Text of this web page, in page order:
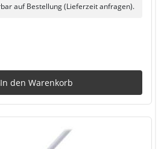
auf Bestellung (Lieferzeit anfragen).
In den Warenkorb